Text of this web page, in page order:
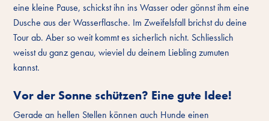
eine kleine Pause, schickst ihn ins Wasser oder gönnst ihm eine
Dusche aus der Wasserflasche. Im Zweifelsfall brichst du deine
Tour ab. Aber so weit kommt es sicherlich nicht. Schliesslich
weisst du ganz genau, wieviel du deinem Liebling zumuten
kannst.
Vor der Sonne schützen? Eine gute Idee!
Gerade an hellen Stellen können auch Hunde einen